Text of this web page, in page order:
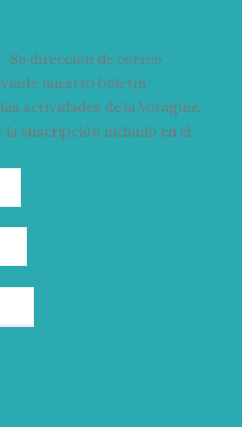
Su dirección de correo
nuestro boletín
actividades de la Vorágine.
la suscripción incluido en el